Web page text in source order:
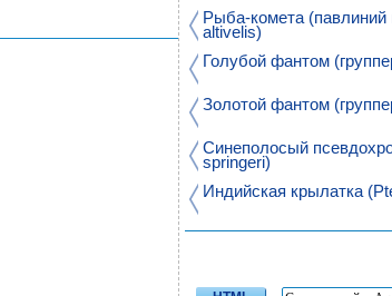
Рыба-комета (павлиний
altivelis)
Голубой фантом
Золотой фантом
Синеполосый
springeri)
Индийская крылатка